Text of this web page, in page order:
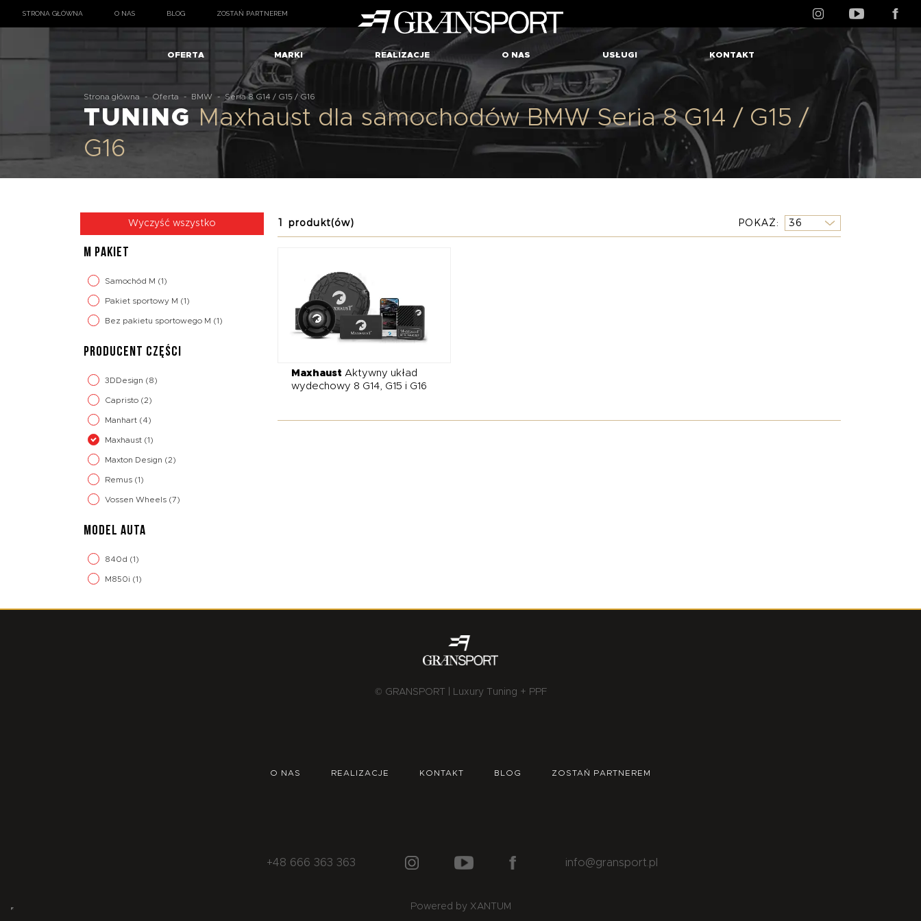
STRONA GŁÓWNA O NAS BLOG ZOSTAŃ PARTNEREM
OFERTA MARKI REALIZACJE O NAS USŁUGI KONTAKT
Strona główna - Oferta - BMW - Seria 8 G14 / G15 / G16
TUNING Maxhaust dla samochodów BMW Seria 8 G14 / G15 /
G16
Wyczyść wszystko
M PAKIET
Samochód M (1)
Pakiet sportowy M (1)
Bez pakietu sportowego M (1)
PRODUCENT CZĘŚCI
3DDesign (8)
Capristo (2)
Manhart (4)
Maxhaust (1)
Maxton Design (2)
Remus (1)
Vossen Wheels (7)
MODEL AUTA
840d (1)
M850i (1)
1 produkt(ów) POKAŻ
MaxhaustAktywny układ
wydechowy 8 G14, G15 i G16
© GRANSPORT | Luxury Tuning + PPF
O NAS REALIZACJE KONTAKT BLOG ZOSTAŃ PARTNEREM
+48 666 363 363 info@gransport.pl
Powered by XANTUM